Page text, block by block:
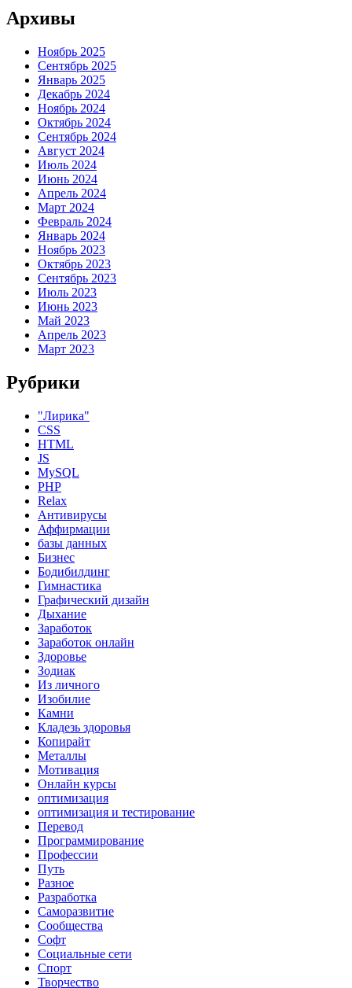
Архивы
Ноябрь 2025
Сентябрь 2025
Январь 2025
Декабрь 2024
Ноябрь 2024
Октябрь 2024
Сентябрь 2024
Август 2024
Июль 2024
Июнь 2024
Апрель 2024
Март 2024
Февраль 2024
Январь 2024
Ноябрь 2023
Октябрь 2023
Сентябрь 2023
Июль 2023
Июнь 2023
Май 2023
Апрель 2023
Март 2023
Рубрики
"Лирика"
CSS
HTML
JS
MySQL
PHP
Relax
Антивирусы
Аффирмации
базы данных
Бизнес
Бодибилдинг
Гимнастика
Графический дизайн
Дыхание
Заработок
Заработок онлайн
Здоровье
Зодиак
Из личного
Изобилие
Камни
Кладезь здоровья
Копирайт
Металлы
Мотивация
Онлайн курсы
оптимизация
оптимизация и тестирование
Перевод
Программирование
Профессии
Путь
Разное
Разработка
Саморазвитие
Сообщества
Софт
Социальные сети
Спорт
Творчество